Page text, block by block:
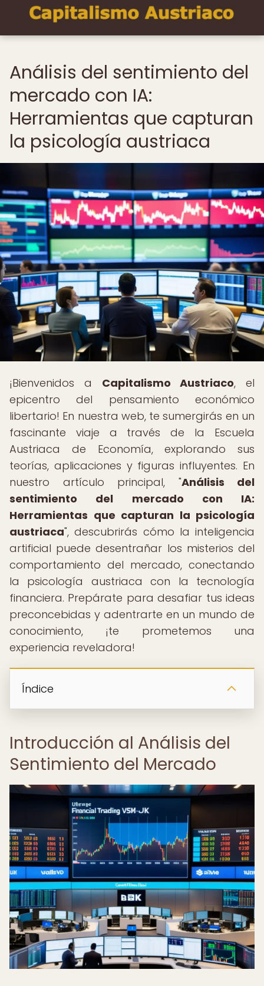
Análisis del sentimiento del
mercado con IA:
Herramientas que capturan
la psicología austriaca
¡Bienvenidos a Capitalismo Austriaco, el
epicentro del pensamiento económico
libertario! En nuestra web, te sumergirás en un
fascinante viaje a través de la Escuela
Austriaca de Economía, explorando sus
teorías, aplicaciones y figuras influyentes. En
nuestro artículo principal, "Análisis del
sentimiento del mercado con IA:
Herramientas que capturan la psicología
austriaca", descubrirás cómo la inteligencia
artificial puede desentrañar los misterios del
comportamiento del mercado, conectando
la psicología austriaca con la tecnología
financiera. Prepárate para desafiar tus ideas
preconcebidas y adentrarte en un mundo de
conocimiento, ¡te prometemos una
experiencia reveladora!
Índice
Introducción al Análisis del
Sentimiento del Mercado